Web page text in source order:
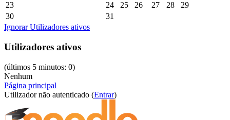
23
24 25 26 27 28
29
30
31
Ignorar Utilizadores ativos
Utilizadores ativos
(últimos 5 minutos: 0)
Nenhum
Página principal
Utilizador não autenticado (Entrar)